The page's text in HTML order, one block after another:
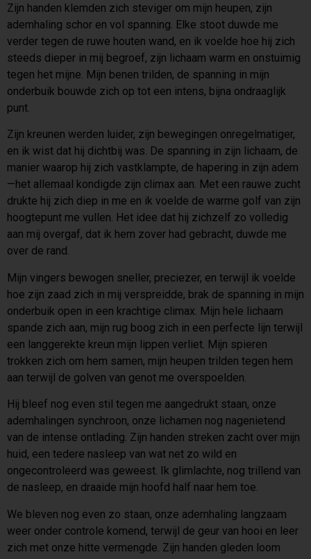
Zijn handen klemden zich steviger om mijn heupen, zijn
ademhaling schor en vol spanning. Elke stoot duwde me
verder tegen de ruwe houten wand, en ik voelde hoe hij zich
steeds dieper in mij begroef, zijn lichaam warm en onstuimig
tegen het mijne. Mijn benen trilden, de spanning in mijn
onderbuik bouwde zich op tot een intens, bijna ondraaglijk
punt.
Zijn kreunen werden luider, zijn bewegingen onregelmatiger,
en ik wist dat hij dichtbij was. De spanning in zijn lichaam, de
manier waarop hij zich vastklampte, de hapering in zijn adem
—het allemaal kondigde zijn climax aan. Met een rauwe zucht
drukte hij zich diep in me en ik voelde de warme golf van zijn
hoogtepunt me vullen. Het idee dat hij zichzelf zo volledig
aan mij overgaf, dat ik hem zover had gebracht, duwde me
over de rand.
Mijn vingers bewogen sneller, preciezer, en terwijl ik voelde
hoe zijn zaad zich in mij verspreidde, brak de spanning in mijn
onderbuik open in een krachtige climax. Mijn hele lichaam
spande zich aan, mijn rug boog zich in een perfecte lijn terwijl
een langgerekte kreun mijn lippen verliet. Mijn spieren
trokken zich om hem samen, mijn heupen trilden tegen hem
aan terwijl de golven van genot me overspoelden.
Hij bleef nog even stil tegen me aangedrukt staan, onze
ademhalingen synchroon, onze lichamen nog nagenietend
van de intense ontlading. Zijn handen streken zacht over mijn
huid, een tedere nasleep van wat net zo wild en
ongecontroleerd was geweest. Ik glimlachte, nog trillend van
de nasleep, en draaide mijn hoofd half naar hem toe.
We bleven nog even zo staan, onze ademhaling langzaam
weer onder controle komend, terwijl de geur van hooi en leer
zich met onze hitte vermengde. Zijn handen gleden loom